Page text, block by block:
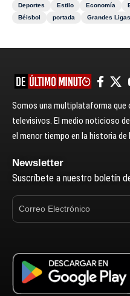
Deportes
Estilo Economía
Béisbol
portada Grandes Ligas
Somos una multiplataforma
televisivos. El medio noticioso
el menor tiempo en la historia de
Newsletter
Suscríbete a nuestro boletín